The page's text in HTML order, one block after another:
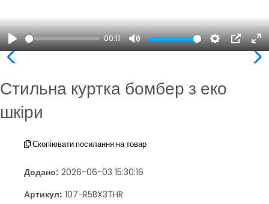
Play
00:11
Mute Settings
PIP
Стильна куртка бомбер з еко
шкіри
Скопіювати посилання на товар
Додано: 2026-06-03 15:30:16
Артикул: 107-R5BX3THR